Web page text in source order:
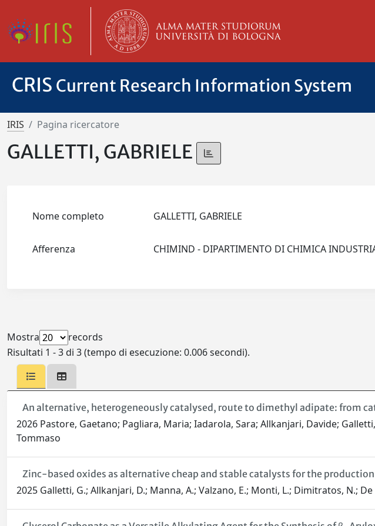
CRIS Current Research Information System
IRIS Pagina ricercatore
GALLETTI, GABRIELE
Nome completo GALLETTI, GABRIELE
Afferenza CHIMIND - DIPARTIMENTO DI CHIMICA
Mostra
records
Risultati 1 - 3 di 3 (tempo di esecuzione: 0.006 secondi).
An alternative, heterogeneously catalysed, route to dimethyl adipate: from
2026 Pastore, Gaetano; Pagliara, Maria; Iadarola, Sara; Allkanjari, Davide;
Tommaso
Zinc-based oxides as alternative cheap and stable catalysts for the
2025 Galletti, G.; Allkanjari, D.; Manna, A.; Valzano, E.; Monti, L.; Dimitratos, N.; De